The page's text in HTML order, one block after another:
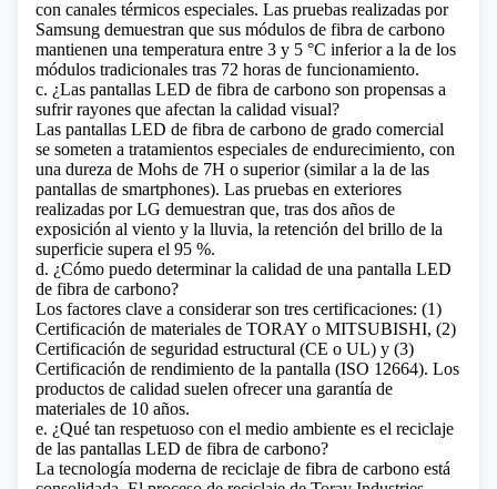
con canales térmicos especiales. Las pruebas realizadas por
Samsung demuestran que sus módulos de fibra de carbono
mantienen una temperatura entre 3 y 5 °C inferior a la de los
módulos tradicionales tras 72 horas de funcionamiento.
c. ¿Las pantallas LED de fibra de carbono son propensas a
sufrir rayones que afectan la calidad visual?
Las pantallas LED de fibra de carbono de grado comercial
se someten a tratamientos especiales de endurecimiento, con
una dureza de Mohs de 7H o superior (similar a la de las
pantallas de smartphones). Las pruebas en exteriores
realizadas por LG demuestran que, tras dos años de
exposición al viento y la lluvia, la retención del brillo de la
superficie supera el 95 %.
d. ¿Cómo puedo determinar la calidad de una pantalla LED
de fibra de carbono?
Los factores clave a considerar son tres certificaciones: (1)
Certificación de materiales de TORAY o MITSUBISHI, (2)
Certificación de seguridad estructural (CE o UL) y (3)
Certificación de rendimiento de la pantalla (ISO 12664). Los
productos de calidad suelen ofrecer una garantía de
materiales de 10 años.
e. ¿Qué tan respetuoso con el medio ambiente es el reciclaje
de las pantallas LED de fibra de carbono?
La tecnología moderna de reciclaje de fibra de carbono está